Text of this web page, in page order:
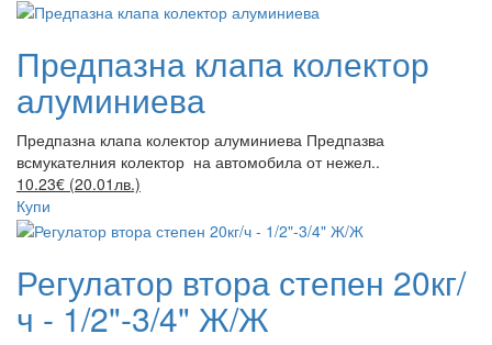
Предпазна клапа колектор
алуминиева
Предпазна клапа колектор алуминиева Предпазва
всмукателния колектор на автомобила от нежел..
10.23€ (20.01лв.)
Купи
Регулатор втора степен 20кг/
ч - 1/2"-3/4" Ж/Ж